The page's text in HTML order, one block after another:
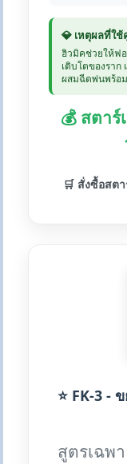
💎 เหตุผลที่ใ
ฮิวมิคช่วยให้ฟ
เติบโตของราก
ผสมฉีดพ่นพร้อ
💰 สตา
🛒 สั่งซื้อสต
⭐ FK-3 -
สูตรเฉพ